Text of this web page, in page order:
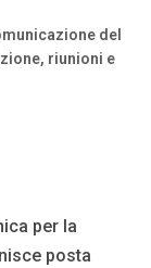
del
riunioni e
per la
posta